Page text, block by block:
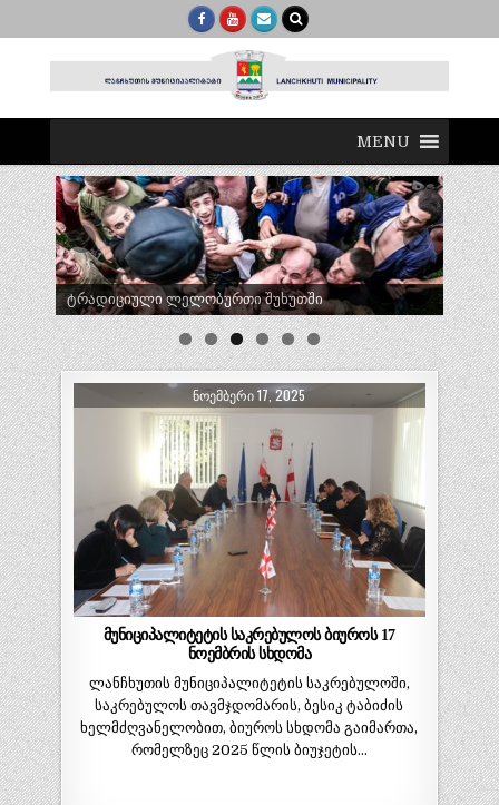
MENU
ტრადიციული ლელობურთი შუხუთში
ᲜᲝᲔᲛᲑᲔᲠᲘ 17, 2025
მუნიციპალიტეტის საკრებულოს ბიუროს 17
ნოემბრის სხდომა
ლანჩხუთის მუნიციპალიტეტის საკრებულოში,
საკრებულოს თავმჯდომარის, ბესიკ ტაბიძის
ხელმძღვანელობით, ბიუროს სხდომა გაიმართა,
რომელზეც 2025 წლის ბიუჯეტის…